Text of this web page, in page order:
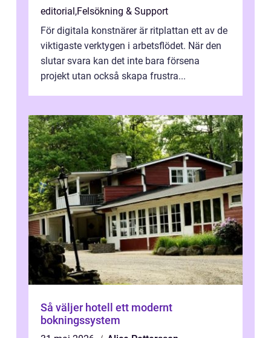
editorial,Felsökning & Support
För digitala konstnärer är ritplattan ett av de
viktigaste verktygen i arbetsflödet. När den
slutar svara kan det inte bara försena
projekt utan också skapa frustra...
Så väljer hotell ett modernt
bokningssystem